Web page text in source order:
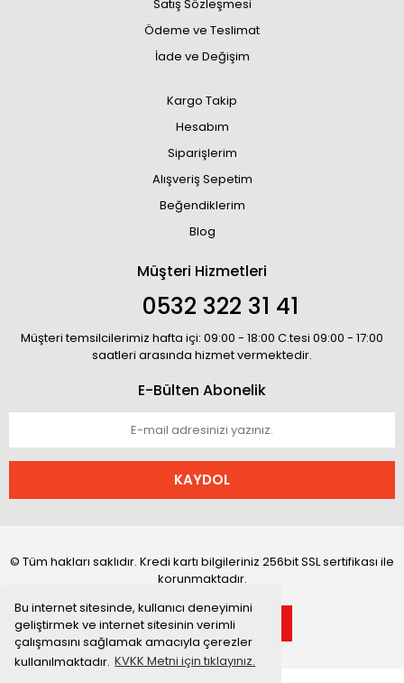
Bu internet sitesinde, kullanıcı deneyimini
geliştirmek ve internet sitesinin verimli
çalışmasını sağlamak amacıyla çerezler
kullanılmaktadır. KVKK Metni için tıklayınız.
Satış Sözleşmesi
Ödeme ve Teslimat
İade ve Değişim
Kargo Takip
Hesabım
Siparişlerim
Alışveriş Sepetim
Beğendiklerim
Blog
Müşteri Hizmetleri
0532 322 31 41
Müşteri temsilcilerimiz hafta içi: 09:00 - 18:00 C.tesi 09:00 - 17:00
saatleri arasında hizmet vermektedir.
E-Bülten Abonelik
KAYDOL
© Tüm hakları saklıdır. Kredi kartı bilgileriniz 256bit SSL sertifikası ile
korunmaktadır.